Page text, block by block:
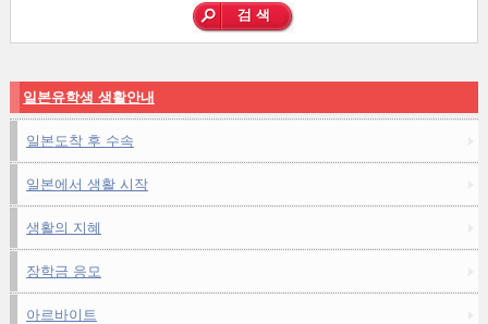
일본유학생 생활안내
일본도착 후 수속
일본에서 생활 시작
생활의 지혜
장학금 응모
아르바이트